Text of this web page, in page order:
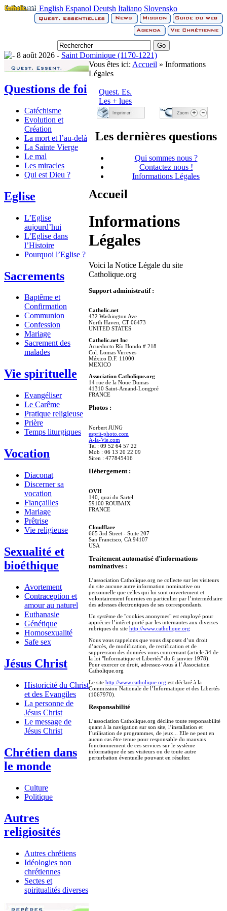
English Espanol Deutsh Italiano Slovensko
8 août 2026 - Saint Dominique (1170-1221)
Questions de foi
Catéchisme
Evolution et
Création
La mort et l’au-delà
La Sainte Vierge
Le mal
Les miracles
Qui est Dieu ?
Eglise
L’Eglise
aujourd’hui
L’Eglise dans
l’Histoire
Pourquoi l’Eglise ?
Sacrements
Baptême et
Confirmation
Communion
Confession
Mariage
Sacrement des
malades
Vie spirituelle
Evangéliser
Le Carême
Pratique religieuse
Prière
Temps liturgiques
Vocation
Diaconat
Discerner sa
vocation
Fiançailles
Mariage
Prêtrise
Vie religieuse
Sexualité et
bioéthique
Avortement
Contraception et
amour au naturel
Euthanasie
Génétique
Homosexualité
Safe sex
Jésus Christ
Historicité du Christ
et des Evangiles
La personne de
Jésus Christ
Le message de
Jésus Christ
Chrétien dans
le monde
Culture
Politique
Autres
religiosités
Autres chrétiens
Idéologies non
chrétiennes
Sectes et
spiritualités diverses
Vous êtes ici: Accueil » Informations
Légales
Quest. Es.
Les + lues
Les dernières questions
Qui sommes nous ?
Contactez nous !
Informations Légales
Accueil
Informations
Légales
Voici la Notice Légale du site
Catholique.org
Support administratif :
Catholic.net
432 Washington Ave
North Haven, CT 06473
UNITED STATES
Catholic.net Inc
Acueducto Río Hondo # 218
Col. Lomas Virreyes
México D.F. 11000
MEXICO
Association Catholique.org
14 rue de la Noue Dumas
41310 Saint-Amand-Longpré
FRANCE
Photos :
Norbert JUNG
esprit-photo.com
A-la-Vie.com
Tel : 09 52 64 57 22
Mob : 06 13 20 22 09
Siren : 477845416
Hébergement :
OVH
140, quai du Sartel
59100 ROUBAIX
FRANCE
Cloudflare
665 3rd Street - Suite 207
San Francisco, CA 94107
USA
Traitement automatisé d’informations
nominatives :
L’association Catholique.org ne collecte sur les visiteurs
du site aucune autre information nominative ou
personnelle que celles qui lui sont ouvertement et
volontairement fournies en particulier par l’intermédiaire
des adresses électroniques de ses correspondants.
Un système de "cookies anonymes" est employé pour
apprécier l’intêret porté par les internautes aux diverses
rubriques du site http://www.catholique.org
Nous vous rappelons que vous disposez d’un droit
d’accès, de modification, de rectification et de
suppression des données vous concernant (article 34 de
la loi "Informatique et Libertés" du 6 janvier 1978).
Pour exercer ce droit, adressez-vous à l’ Association
Catholique.org
Le site http://www.catholique.org est déclaré à la
Commission Nationale de l’Informatique et des Libertés
(1067970).
Responsabilité
L’association Catholique.org décline toute responsabilité
quant à la navigation sur son site, l’installation et
l’utilisation de programmes, de jeux... Elle ne peut en
aucun cas être tenue pour responsable du mauvais
fonctionnement de ces services sur le système
informatique de ses visiteurs ou de toute autre
perturbation éventuelle pouvant en résulter.